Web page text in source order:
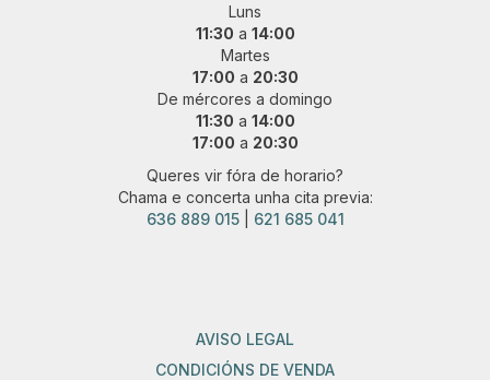
Luns
11:30 a 14:00
Martes
17:00 a 20:30
De mércores a domingo
11:30 a 14:00
17:00 a 20:30
Queres vir fóra de horario?
Chama e concerta unha cita previa:
636 889 015| 621 685 041
AVISO LEGAL
CONDICIÓNS DE VENDA